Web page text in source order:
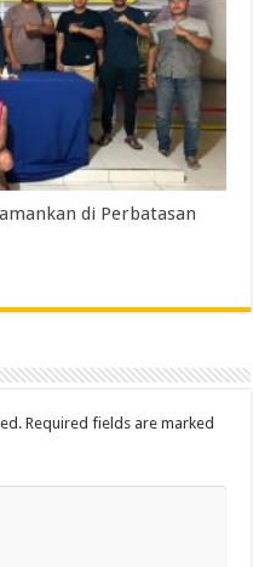
di Perbatasan
Required fields are marked